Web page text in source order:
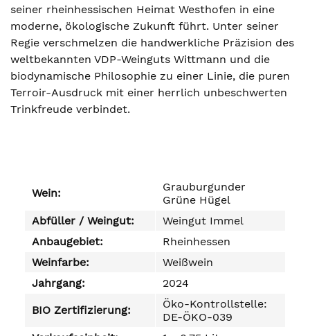
seiner rheinhessischen Heimat Westhofen in eine
moderne, ökologische Zukunft führt. Unter seiner
Regie verschmelzen die handwerkliche Präzision des
weltbekannten VDP-Weinguts Wittmann und die
biodynamische Philosophie zu einer Linie, die puren
Terroir-Ausdruck mit einer herrlich unbeschwerten
Trinkfreude verbindet.
Wein:
Grauburgunder
Grüne Hügel
Abfüller / Weingut:
Weingut Immel
Anbaugebiet:
Rheinhessen
Weinfarbe:
Weißwein
Jahrgang:
2024
BIO Zertifizierung:
Öko-Kontrollstelle:
DE-ÖKO-039